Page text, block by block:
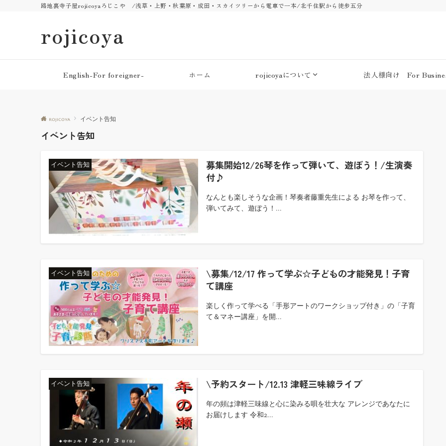
路地裏寺子屋rojicoyaろじこや /浅草・上野・秋葉原・成田・スカイツリーから電車で一本/北千住駅から徒歩五分
rojicoya
English-For foreigner- ホーム rojicoyaについて 法人様向け For
rojicoya イベント告知
イベント告知
イベント告知
募集開始12/26琴を作って弾いて、遊ぼう！/生演奏
付♪
なんとも楽しそうな企画！琴奏者藤重先生による お琴を作って、
弾いてみて、遊ぼう！...
イベント告知
\募集/12/17 作って学ぶ☆子どもの才能発見！子育
て講座
楽しく作って学べる「手形アートのワークショップ付き」の「子育
て＆マネー講座」を開...
イベント告知 \予約スタート/12.13 津軽三味線ライブ
年の頻は津軽三味線と心に染みる唄を壮大な アレンジであなたに
お届けします 令和2...